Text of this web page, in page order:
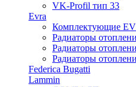
VK-Profil тип 33
Evra
Комплектующие
Радиаторы
Радиаторы
Радиаторы
Federica Bugatti
Lammin